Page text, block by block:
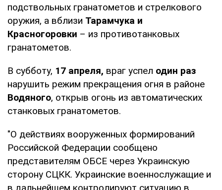
подствольных гранатометов и стрелкового
оружия, а вблизи Тарамчука и
Красногоровки – из противотанковых
гранатометов.
В субботу, 17 апреля, враг успел один раз
нарушить режим прекращения огня в районе
Водяного, открыв огонь из автоматических
станковых гранатометов.
"О действиях вооруженных формирований
Российской Федерации сообщено
представителям ОБСЕ через Украинскую
сторону СЦКК. Украинские военнослужащие и
в дальнейшем контролируют ситуацию в